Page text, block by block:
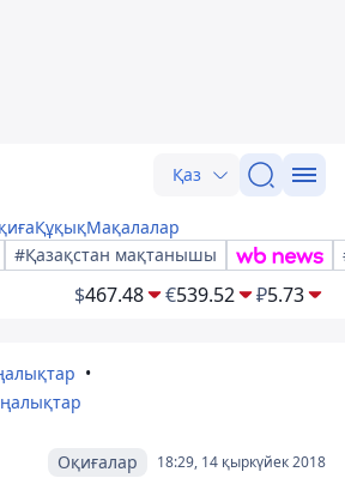
Қаз
ҚұқықМақалалар
#Қазақстан мақтанышы
$467.48 €539.52 ₽5.73
18:29, 14 қыркүйек 2018
Оқиғалар